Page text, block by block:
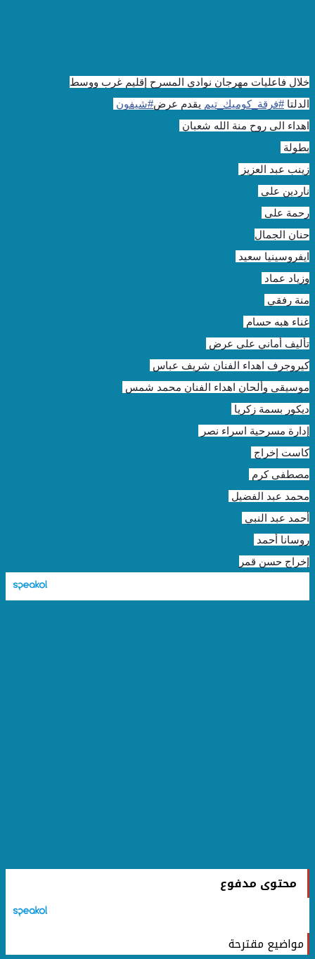
خلال فاعليات مهرجان نوادي المسرح إقليم غرب ووسط
الدلتا #فرقة_كوميك_تيم يقدم عرض#شيفون
اهداء الى روح منة الله شعبان
بطولة
زينب عبد العزيز
ناردين على
رحمة على
حنان الجمال
ايفروسينيا سعيد
وزياد عماد
منة رفقي
غناء هبه حسام
تأليف أماني على عرض
كيروجرف اهداء الفنان شريف عباس
موسيقى وألحان اهداء الفنان محمد شمس
ديكور بسمة زكريا
إدارة مسرحية اسراء نصر
كاست إخراج
مصطفى كرم
محمد عبد الفضيل
أحمد عبد النبي
روسانا أحمد
إخراج حسن قمر
محتوى مدفوع
مواضيع مقترحة